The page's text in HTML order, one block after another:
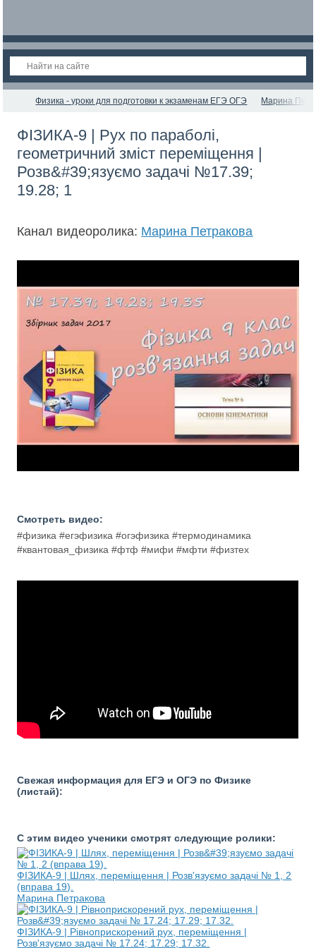
Физика - уроки для подготовки к экзаменам ЕГЭ ОГЭ Марина
ФІЗИКА-9 | Рух по параболі,
геометричний зміст переміщення |
Розв&#39;язуємо задачі №17.39;
19.28; 1
Канал видеоролика: Марина Петракова
Смотреть видео:
#физика #егэфизика #огэфизика #термодинамика
#квантовая_физика #фтф #мифи #мфти #физтех
Свежая информация для ЕГЭ и ОГЭ по Физике
(листай):
С этим видео ученики смотрят следующие ролики:
ФІЗИКА-9 | Шлях, переміщення | Розв'язуємо задачі № 1, 2
(вправа 19).
Марина Петракова
ФІЗИКА-9 | Рівноприскорений рух, переміщення |
Розв'язуємо задачі № 17.24; 17.29; 17.32.